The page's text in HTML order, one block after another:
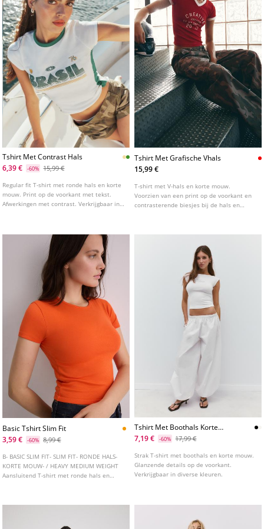
Tshirt Met Contrast Hals
6,39 €
-60% 15,99 €
Regular fit T-shirt met ronde hals en korte
mouw. Print op de voorkant met tekst.
Afwerkingen met contrast. Verkrijgbaar in
Tshirt Met Grafische Vhals
15,99 €
T-shirt met V-hals en korte mouw.
Voorzien van een print op de voorkant en
contrasterende biesjes bij de hals en
Basic Tshirt Slim Fit
3,59 €
-60% 8,99 €
B- BASIC SLIM FIT- SLIM FIT- RONDE HALS-
KORTE MOUW- / HEAVY MEDIUM WEIGHT
Aansluitend T-shirt met ronde hals en
Tshirt Met Boothals Korte
Mouw En Glitter Van One
Dilemma
7,19 € -60% 17,99 €
Strak T-shirt met boothals en korte mouw.
Glanzende details op de voorkant.
Verkrijgbaar in diverse kleuren.